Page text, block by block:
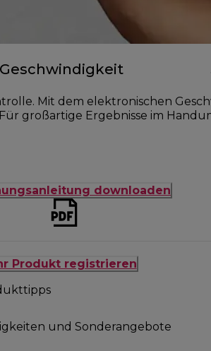
Mit dem elektronischen
großartige Ergebnisse im
downloaden
Produkt registrieren
und Sonderangebote